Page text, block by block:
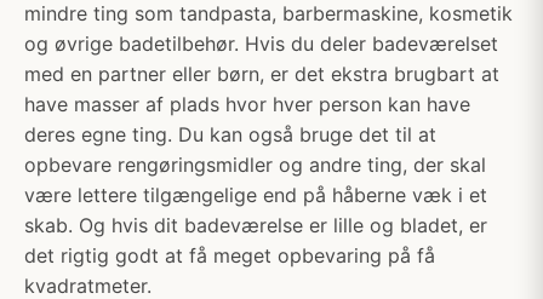
mindre ting som tandpasta, barbermaskine, kosmetik
og øvrige badetilbehør. Hvis du deler badeværelset
med en partner eller børn, er det ekstra brugbart at
have masser af plads hvor hver person kan have
deres egne ting. Du kan også bruge det til at
opbevare rengøringsmidler og andre ting, der skal
være lettere tilgængelige end på håberne væk i et
skab. Og hvis dit badeværelse er lille og bladet, er
det rigtig godt at få meget opbevaring på få
kvadratmeter.